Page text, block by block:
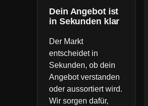
Dein Angebot ist
in Sekunden klar
Der Markt
entscheidet in
Sekunden, ob dein
Angebot verstanden
oder aussortiert wird.
Wir sorgen dafür,